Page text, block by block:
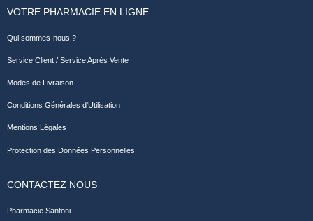
VOTRE PHARMACIE EN LIGNE
Qui sommes-nous ?
Service Client / Service Après Vente
Modes de Livraison
Conditions Générales d'Utilisation
Mentions Légales
Protection des Données Personnelles
CONTACTEZ NOUS
Pharmacie Santoni